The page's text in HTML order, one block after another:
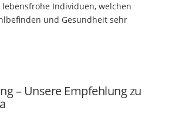
Individuen, welchen
und Gesundheit sehr
– Unsere Empfehlung zu